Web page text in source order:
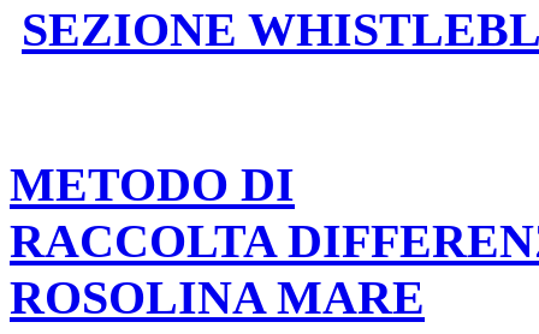
SEZIONE
METODO DI
RACCOLTA
ROSOLINA MARE